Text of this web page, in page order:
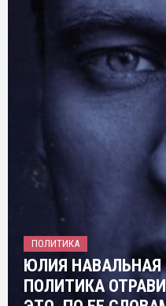
ПОЛИТИКА
ЮЛИЯ НАВАЛЬНАЯ
ПОЛИТИКА